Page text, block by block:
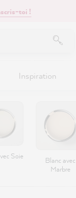
toi !
Inspiration
Soie
Blanc avec
Marbre